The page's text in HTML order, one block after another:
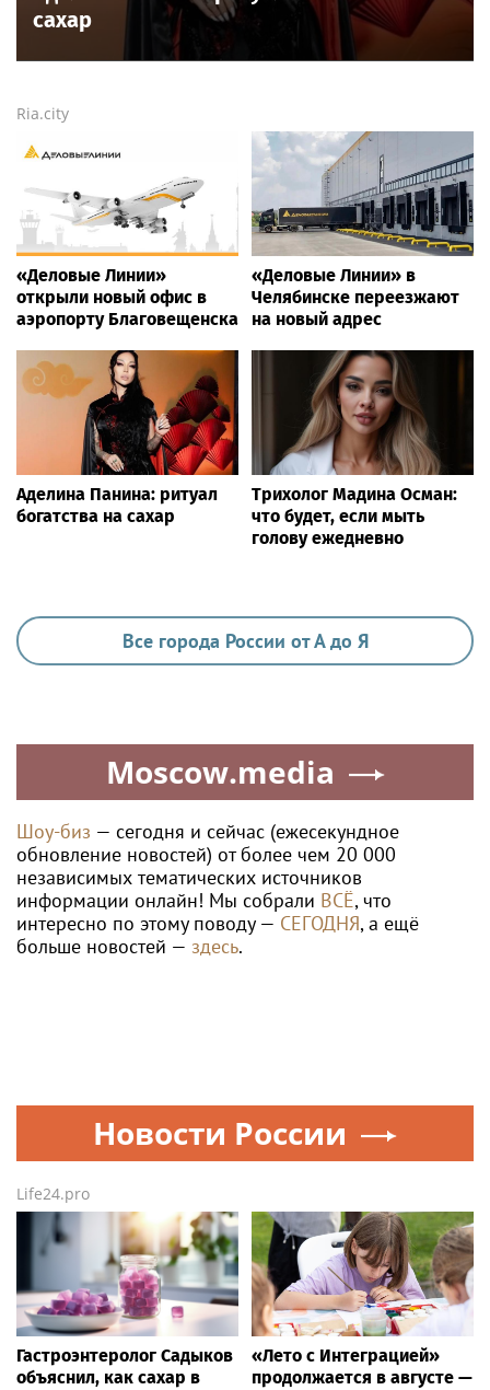
сахар
Ria.city
«Деловые Линии»
открыли новый офис в
аэропорту Благовещенска
«Деловые Линии» в
Челябинске переезжают
на новый адрес
Аделина Панина: ритуал
богатства на сахар
Трихолог Мадина Осман:
что будет, если мыть
голову ежедневно
Все города России от А до Я
Moscow.media
Шоу-биз — сегодня и сейчас (ежесекундное
обновление новостей) от более чем 20 000
независимых тематических источников
информации онлайн! Мы собрали ВСЁ, что
интересно по этому поводу — СЕГОДНЯ, а ещё
больше новостей — здесь.
Новости России
Life24.pro
Гастроэнтеролог Садыков
объяснил, как сахар в
«Лето с Интеграцией»
продолжается в августе —